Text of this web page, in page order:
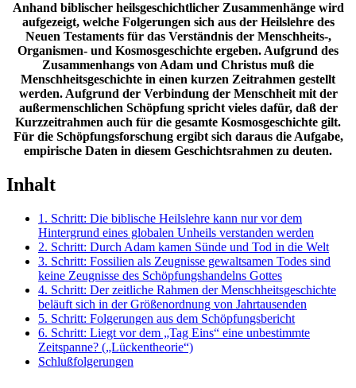
Anhand biblischer heilsgeschichtlicher Zusammenhänge wird
aufgezeigt, welche Folgerungen sich aus der Heilslehre des
Neuen Testaments für das Verständnis der Menschheits-,
Organismen- und Kosmosgeschichte ergeben. Aufgrund des
Zusammenhangs von Adam und Christus muß die
Menschheitsgeschichte in einen kurzen Zeitrahmen gestellt
werden. Aufgrund der Verbindung der Menschheit mit der
außermenschlichen Schöpfung spricht vieles dafür, daß der
Kurzzeitrahmen auch für die gesamte Kosmosgeschichte gilt.
Für die Schöpfungsforschung ergibt sich daraus die Aufgabe,
empirische Daten in diesem Geschichtsrahmen zu deuten.
Inhalt
1. Schritt: Die biblische Heilslehre kann nur vor dem
Hintergrund eines globalen Unheils verstanden werden
2. Schritt: Durch Adam kamen Sünde und Tod in die Welt
3. Schritt: Fossilien als Zeugnisse gewaltsamen Todes sind
keine Zeugnisse des Schöpfungshandelns Gottes
4. Schritt: Der zeitliche Rahmen der Menschheitsgeschichte
beläuft sich in der Größenordnung von Jahrtausenden
5. Schritt: Folgerungen aus dem Schöpfungsbericht
6. Schritt: Liegt vor dem „Tag Eins“ eine unbestimmte
Zeitspanne? („Lückentheorie“)
Schlußfolgerungen